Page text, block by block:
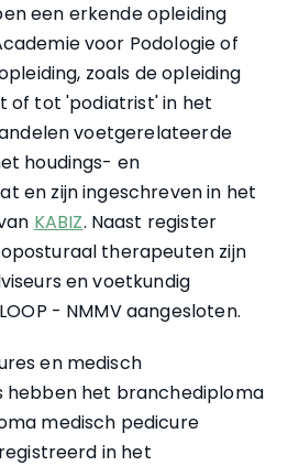
een erkende opleiding
voor Podologie of
zoals de opleiding
of tot 'podiatrist' in het
voetgerelateerde
houdings- en
en zijn ingeschreven in het
KABIZ. Naast register
therapeuten zijn
en voetkundig
- NMMV aangesloten.
en medisch
hebben het branchediploma
medisch pedicure
in het